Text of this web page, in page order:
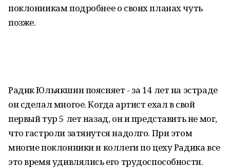
поклонникам подробнее о своих планах чуть
позже.
Радик Юльякшин поясняет - за 14 лет на эстраде
он сделал многое. Когда артист ехал в свой
первый тур 5 лет назад, он и представить не мог,
что гастроли затянутся надолго. При этом
многие поклонники и коллеги по цеху Радика все
это время удивлялись его трудоспособности.